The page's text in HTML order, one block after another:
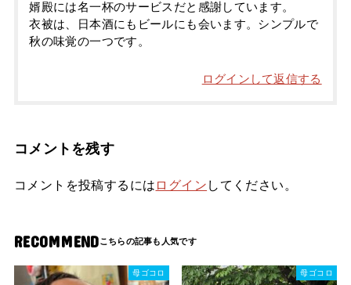
婿殿には名一杯のサービスだと感謝しています。
衣被は、日本酒にもビールにも会います。シンプルで
秋の味覚の一つです。
ログインして返信する
コメントを残す
コメントを投稿するには ログイン してください。
RECOMMEND
母ゴコロ 母ゴコロ